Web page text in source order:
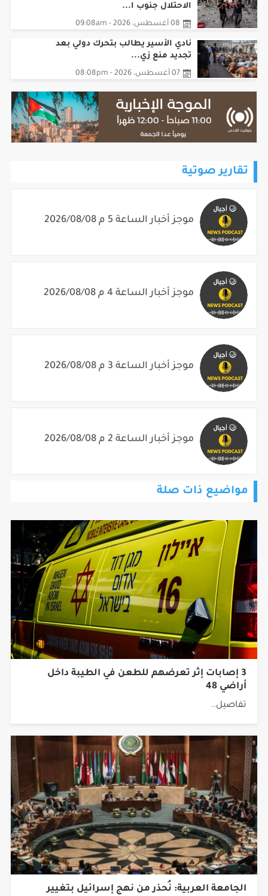
الاحتلال جنوب ا...
08 أغسطس، 2026 - 09:08am
نادي الأسير يطالب بتحرك دولي بعد
تجديد منع زي...
07 أغسطس، 2026 - 08:08pm
تقارير صوتية
موجز أخبار الساعة 5 م 2026/08/08
موجز أخبار الساعة 4 م 2026/08/08
موجز أخبار الساعة 3 م 2026/08/08
موجز أخبار الساعة 2 م 2026/08/08
مواضيع ذات صلة
3 إصابات إثر تعرضهم للطعن في الطيبة داخل
أراضي 48
تفاصيل..
الجامعة العربية: نُحذر من نهج إسرائيل بتغيير